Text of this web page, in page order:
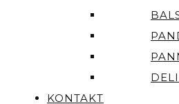
KONTAKT